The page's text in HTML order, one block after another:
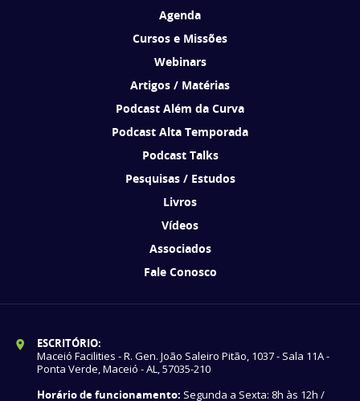
Agenda
Cursos e Missões
Webinars
Artigos / Matérias
Podcast Além da Curva
Podcast Alta Temporada
Podcast Talks
Pesquisas / Estudos
Livros
Vídeos
Associados
Fale Conosco
ESCRITÓRIO:
Maceió Facilities - R. Gen. João Saleiro Pitão, 1037 - Sala 11A -
Ponta Verde, Maceió - AL, 57035-210
Horário de funcionamento: Segunda a Sexta: 8h às 12h /